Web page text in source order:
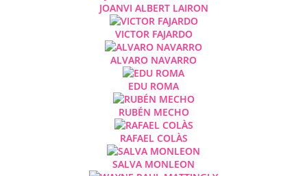
JOANVI ALBERT LAIRON
VICTOR FAJARDO
ALVARO NAVARRO
EDU ROMA
RUBÉN MECHO
RAFAEL COLÀS
SALVA MONLEON